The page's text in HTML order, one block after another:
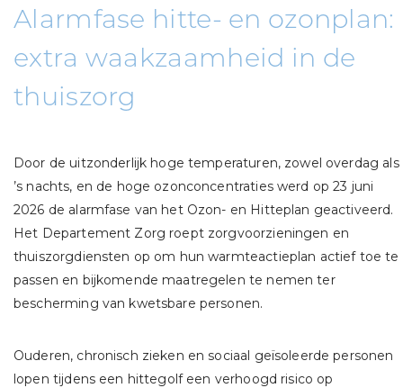
Alarmfase hitte- en ozonplan:
extra waakzaamheid in de
thuiszorg
Door de uitzonderlijk hoge temperaturen, zowel overdag als
’s nachts, en de hoge ozonconcentraties werd op 23 juni
2026 de alarmfase van het Ozon- en Hitteplan geactiveerd.
Het Departement Zorg roept zorgvoorzieningen en
thuiszorgdiensten op om hun warmteactieplan actief toe te
passen en bijkomende maatregelen te nemen ter
bescherming van kwetsbare personen.
Ouderen, chronisch zieken en sociaal geïsoleerde personen
lopen tijdens een hittegolf een verhoogd risico op